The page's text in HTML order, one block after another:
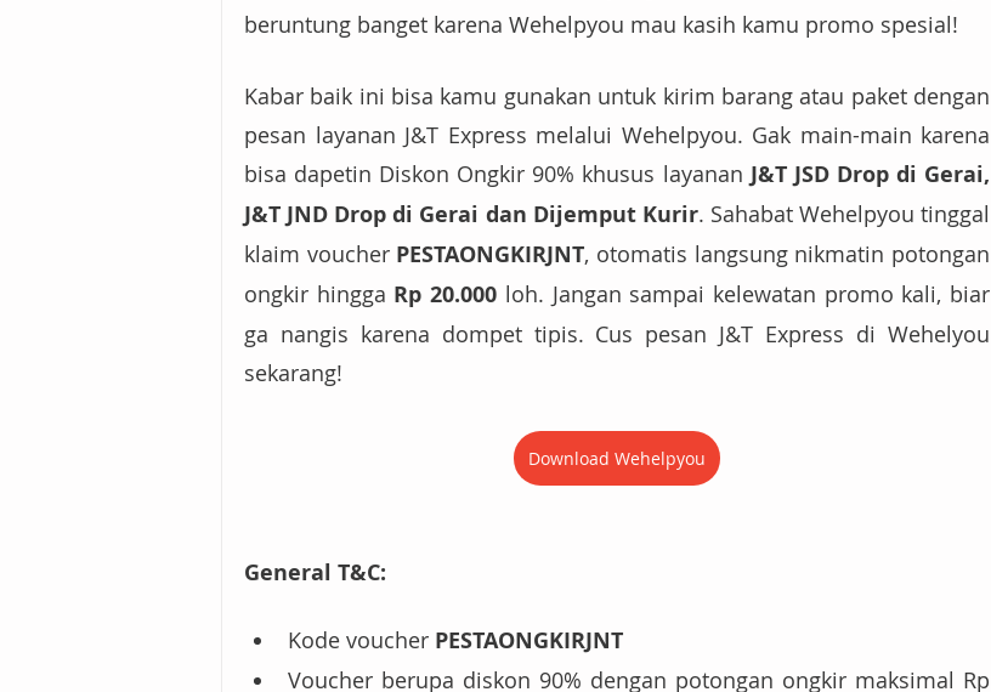
beruntung banget karena Wehelpyou mau kasih kamu promo spesial!
Kabar baik ini bisa kamu gunakan untuk kirim barang atau paket dengan
pesan layanan J&T Express melalui Wehelpyou. Gak main-main karena
bisa dapetin Diskon Ongkir 90% khusus layanan J&T JSD Drop di Gerai,
J&T JND Drop di Gerai dan Dijemput Kurir. Sahabat Wehelpyou tinggal
klaim voucher PESTAONGKIRJNT, otomatis langsung nikmatin potongan
ongkir hingga Rp 20.000 loh. Jangan sampai kelewatan promo kali, biar
ga nangis karena dompet tipis. Cus pesan J&T Express di Wehelyou
sekarang!
Download Wehelpyou
General T&C:
Kode voucher PESTAONGKIRJNT
Voucher berupa diskon 90% dengan potongan ongkir maksimal Rp